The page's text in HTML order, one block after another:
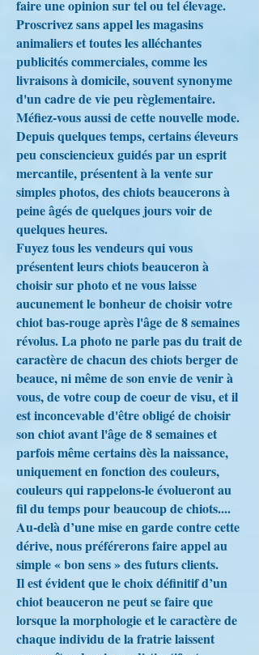
faire une opinion sur tel ou tel élevage.
Proscrivez sans appel les magasins
animaliers et toutes les alléchantes
publicités commerciales, comme les
livraisons à domicile, souvent synonyme
d'un cadre de vie peu règlementaire.
Méfiez-vous aussi de cette nouvelle mode.
Depuis quelques temps, certains éleveurs
peu consciencieux guidés par un esprit
mercantile, présentent à la vente sur
simples photos, des chiots beaucerons à
peine âgés de quelques jours voir de
quelques heures.
Fuyez tous les vendeurs qui vous
présentent leurs chiots beauceron à
choisir sur photo et ne vous laisse
aucunement le bonheur de choisir votre
chiot bas-rouge après l'âge de 8 semaines
révolus. La photo ne parle pas du trait de
caractère de chacun des chiots berger de
beauce, ni même de son envie de venir à
vous, de votre coup de coeur de visu, et il
est inconcevable d'être obligé de choisir
son chiot avant l'âge de 8 semaines et
parfois même certains dès la naissance,
uniquement en fonction des couleurs,
couleurs qui rappelons-le évolueront au
fil du temps pour beaucoup de chiots....
Au-delà d’une mise en garde contre cette
dérive, nous préférerons faire appel au
simple « bon sens » des futurs clients.
Il est évident que le choix définitif d’un
chiot beauceron ne peut se faire que
lorsque la morphologie et le caractère de
chaque individu de la fratrie laissent